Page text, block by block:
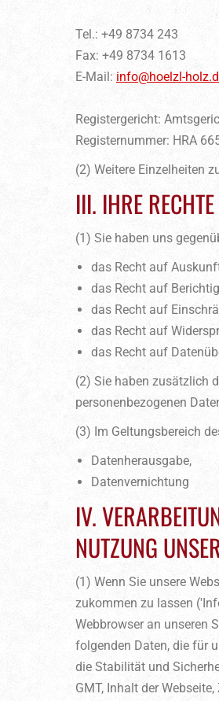
Tel.: +49 8734 243
Fax: +49 8734 1613
E-Mail: info@hoelzl-
Registergericht:
Registernummer: HRA
(2) Weitere Einzelheiten
III. IHRE RECHTE
(1) Sie haben uns
das Recht auf
das Recht auf
das Recht auf
das Recht auf
das Recht auf
(2) Sie haben zusätzlich
personenbezogenen
(3) Im Geltungsbereich
Datenherausgabe,
Datenvernichtung
IV.
NUTZUNG
(1) Wenn Sie unsere
zukommen zu lassen
Webbrowser an unseren
folgenden Daten, die für
die Stabilität und
GMT, Inhalt der